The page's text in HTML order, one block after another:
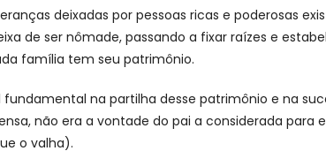
deixadas por pessoas ricas e poderosas
de ser nômade, passando a fixar raízes e
família tem seu patrimônio.
fundamental na partilha desse patrimônio e na
não era a vontade do pai a considerada para
o valha).